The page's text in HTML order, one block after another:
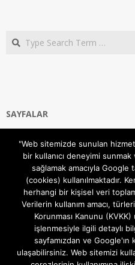
Search
SAYFALAR
Gizlilik ve Çerezler (Cookies)
Hakkımızda
İletişim Kanalları
MODEM KURULUM
TEKNİK DESTEK
TELEVİZYON SİSTEMLERİ
"Web sitemizde sunulan
bir kullanıcı deneyimi sunmak
sağlamak amacıyla Google
(cookies) kullanılmaktadır.
herhangi bir kişisel veri
Verilerin kullanım amacı,
Korunması Kanunu
işlenmesiyle ilgili detaylı
sayfamızdan ve Google'ın
ulaşabilirsiniz. Web sitemizi